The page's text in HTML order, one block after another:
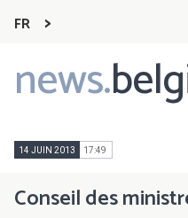
FR
news.
Main
navigation
14 JUIN 2013 17:49
Conseil des